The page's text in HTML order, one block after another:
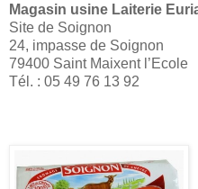
Magasin usine Laiterie
Site de Soignon
24, impasse de Soignon
79400 Saint Maixent l’Ecole
Tél. : 05 49 76 13 92